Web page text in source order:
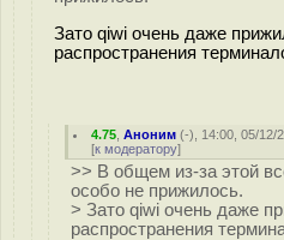
Зато qiwi очень даже
распространения
4.75 ,Аноним (-), 14:00, 05/12/
[к модератору]
>> В общем из-за этой
особо не прижилось.
> Зато qiwi очень даже
распространения